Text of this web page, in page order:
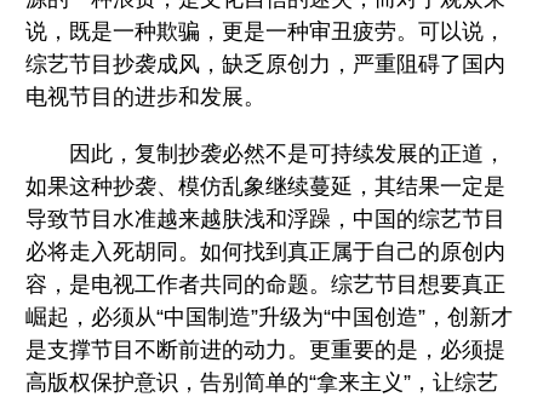
说，既是一种欺骗，更是一种审丑疲劳。可以说，
综艺节目抄袭成风，缺乏原创力，严重阻碍了国内
电视节目的进步和发展。
因此，复制抄袭必然不是可持续发展的正道，
如果这种抄袭、模仿乱象继续蔓延，其结果一定是
导致节目水准越来越肤浅和浮躁，中国的综艺节目
必将走入死胡同。如何找到真正属于自己的原创内
容，是电视工作者共同的命题。综艺节目想要真正
崛起，必须从“中国制造”升级为“中国创造”，创新才
是支撑节目不断前进的动力。更重要的是，必须提
高版权保护意识，告别简单的“拿来主义”，让综艺